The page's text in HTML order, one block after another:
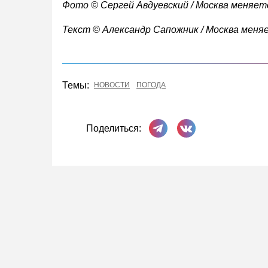
Фото © Сергей Авдуевский / Москва
Текст © Александр Сапожник / Москва
Темы: НОВОСТИ ПОГОДА
Поделиться:
Поделиться в Телеграме
Поделиться